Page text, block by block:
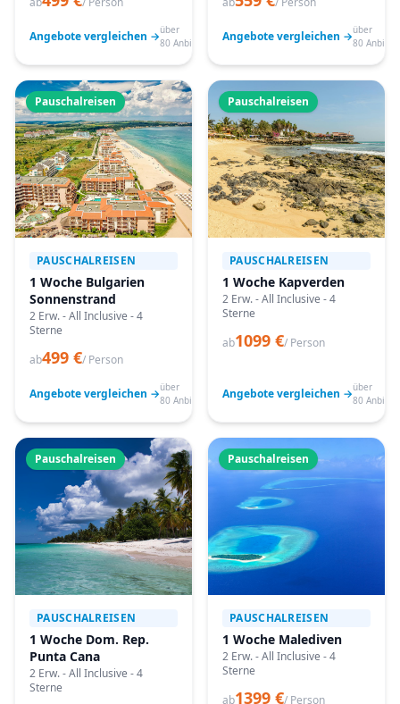
Angebote vergleichen →über
80 Anbieter
Angebote vergleichen →über
80
Pauschalreisen
PAUSCHALREISEN
1 Woche Bulgarien
Sonnenstrand
2 Erw. - All Inclusive - 4
Sterne
ab499 €/ Person
Angebote vergleichen →über
80 Anbieter
Pauschalreisen
PAUSCHALREISEN
1 Woche Kapverden
2 Erw. - All Inclusive - 4
Sterne
ab1099 €/ Person
Angebote vergleichen →über
80
Pauschalreisen
PAUSCHALREISEN
1 Woche Dom. Rep.
Punta Cana
2 Erw. - All Inclusive - 4
Sterne
Pauschalreisen
PAUSCHALREISEN
1 Woche Malediven
2 Erw. - All Inclusive - 4
Sterne
ab1399 €/ Person